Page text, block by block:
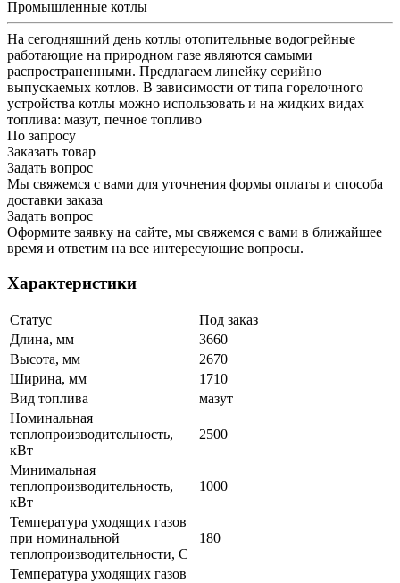
Промышленные котлы
На сегодняшний день котлы отопительные водогрейные
работающие на природном газе являются самыми
распространенными. Предлагаем линейку серийно
выпускаемых котлов. В зависимости от типа горелочного
устройства котлы можно использовать и на жидких видах
топлива: мазут, печное топливо
По запросу
Заказать товар
Задать вопрос
Мы свяжемся с вами для уточнения формы оплаты и способа
доставки заказа
Задать вопрос
Оформите заявку на сайте, мы свяжемся с вами в ближайшее
время и ответим на все интересующие вопросы.
Характеристики
Статус
Под заказ
Длина, мм
3660
Высота, мм
2670
Ширина, мм
1710
Вид топлива
мазут
Номинальная
теплопроизводительность,
кВт
2500
Минимальная
теплопроизводительность,
кВт
1000
Температура уходящих газов
при номинальной
теплопроизводительности, С
180
Температура уходящих газов